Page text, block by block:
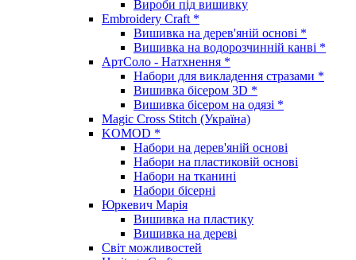
Вироби під вишивку
Embroidery Craft *
Вишивка на дерев'яній основі *
Вишивка на водорозчинній канві *
АртСоло - Натхнення *
Набори для викладення стразами *
Вишивка бісером 3D *
Вишивка бісером на одязі *
Magic Cross Stitch (Україна)
KOMOD *
Набори на дерев'яній основі
Набори на пластиковій основі
Набори на тканині
Набори бісерні
Юркевич Марія
Вишивка на пластику
Вишивка на дереві
Світ можливостей